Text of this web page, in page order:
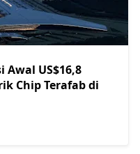
Awal US$16,8
Chip Terafab di